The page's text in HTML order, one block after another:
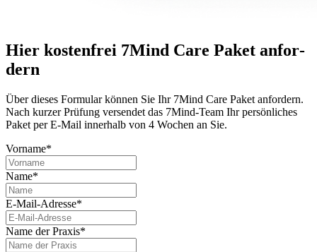
Hier kostenfrei 7Mind Care Paket anfor­
dern
Über dieses For­mu­lar können Sie Ihr 7Mind Care Paket anfor­dern.
Nach kurzer Prü­fung versendet das 7Mind-Team Ihr per­sön­li­ches
Paket per E-Mail innerhalb von 4 Wochen an Sie.
Vorname*
Name*
E-Mail-Adresse*
Name der Praxis*